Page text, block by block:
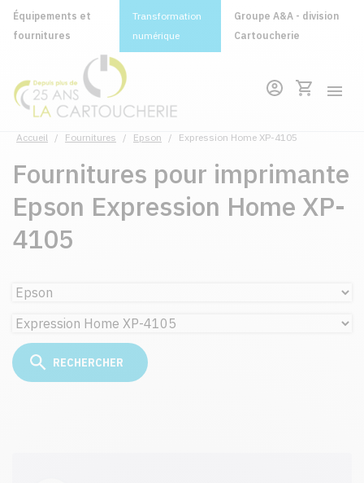
Équipements et
fournitures
Transformation
numérique
Groupe A&A - division
Cartoucherie
Accueil / Fournitures / Epson / Expression Home XP-4105
Fournitures pour imprimante
Epson Expression Home XP-
4105